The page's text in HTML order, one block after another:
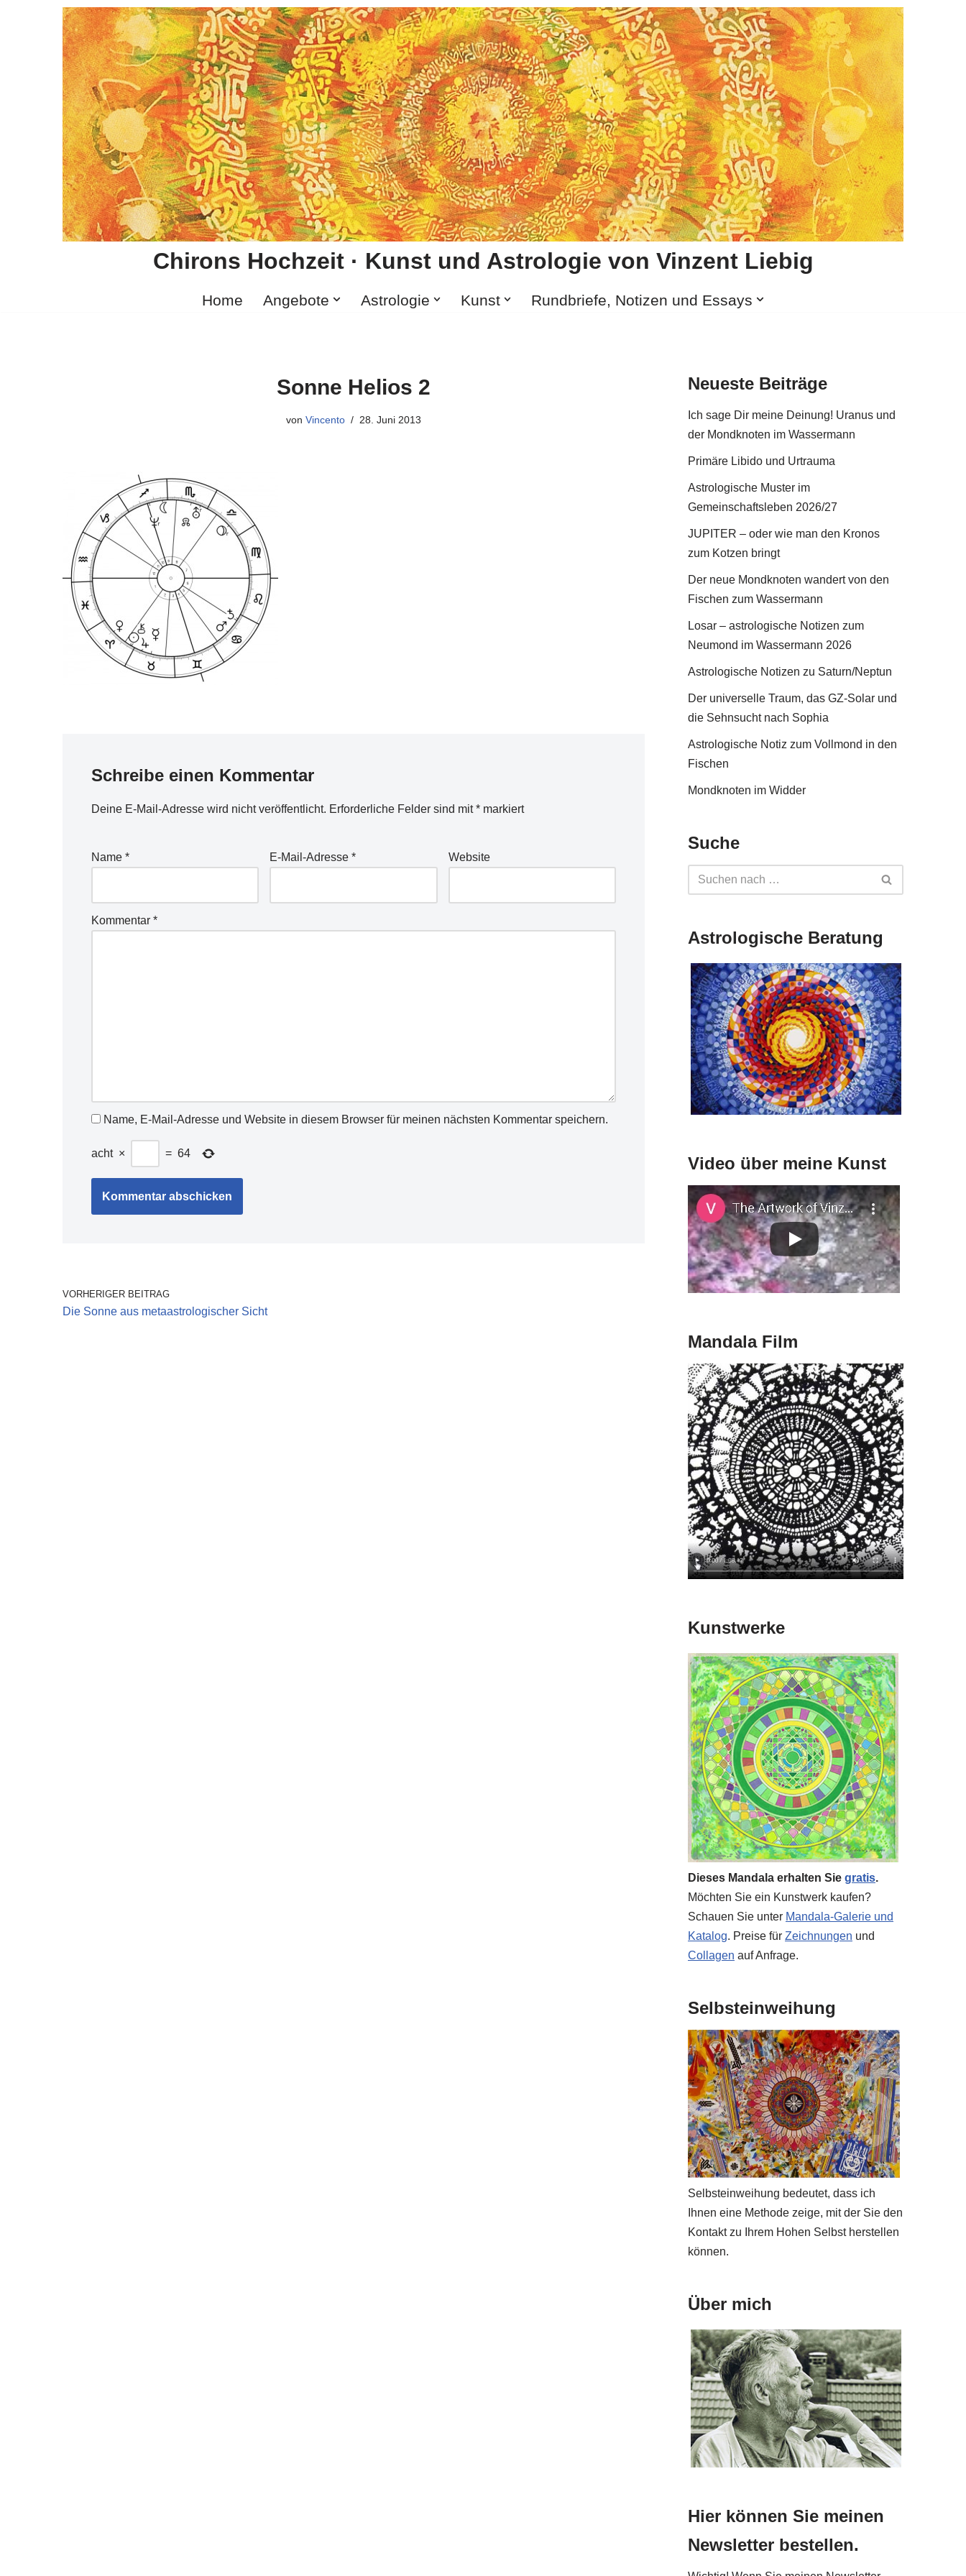
Chirons Hochzeit · Kunst und Astrologie von Vinzent Liebig
Home Angebote Astrologie Kunst Rundbriefe, Notizen und Essays
Sonne Helios 2
von Vincento 28. Juni 2013
Schreibe einen Kommentar
Deine E-Mail-Adresse wird nicht veröffentlicht. Erforderliche Felder sind mit* markiert
Name * E-Mail-Adresse* Website
Kommentar *
Name, E-Mail-Adresse und Website in diesem Browser für meinen nächsten Kommentar speichern.
acht × = 64
VORHERIGER BEITRAG
Die Sonne aus metaastrologischer Sicht
Neueste Beiträge
Ich sage Dir meine Deinung! Uranus und
der Mondknoten im Wassermann
Primäre Libido und Urtrauma
Astrologische Muster im
Gemeinschaftsleben 2026/27
JUPITER – oder wie man den Kronos
zum Kotzen bringt
Der neue Mondknoten wandert von den
Fischen zum Wassermann
Losar – astrologische Notizen zum
Neumond im Wassermann 2026
Astrologische Notizen zu Saturn/Neptun
Der universelle Traum, das GZ-Solar und
die Sehnsucht nach Sophia
Astrologische Notiz zum Vollmond in den
Fischen
Mondknoten im Widder
Suche
Astrologische Beratung
Video über meine Kunst
Mandala Film
Kunstwerke
Dieses Mandala erhalten Sie gratis.
Möchten Sie ein Kunstwerk kaufen?
Schauen Sie unter Mandala-Galerie und
Katalog. Preise für Zeichnungen und
Collagen auf Anfrage.
Selbsteinweihung
Selbsteinweihung bedeutet, dass ich
Ihnen eine Methode zeige, mit der Sie den
Kontakt zu Ihrem Hohen Selbst herstellen
können.
Über mich
Hier können Sie meinen
Newsletter bestellen.